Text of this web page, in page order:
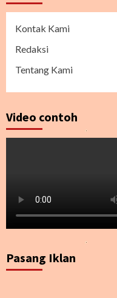
Kontak Kami
Redaksi
Tentang Kami
Video contoh
Pasang Iklan